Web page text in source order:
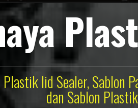
lid Sealer, Sablon
dan Sablon